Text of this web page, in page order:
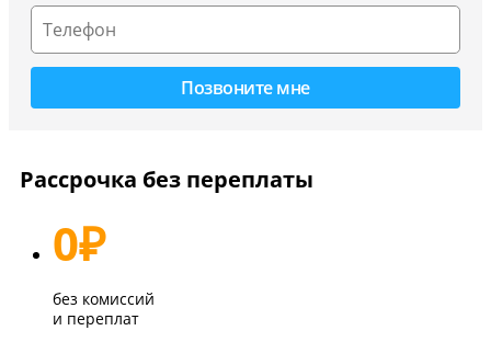
Рассрочка без переплаты
0₽
без комиссий
и переплат